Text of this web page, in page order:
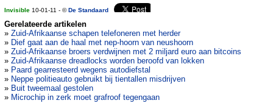
Invisible 10-01-11 - ©De Standaard
Gerelateerde artikelen
» Zuid-Afrikaanse schapen telefoneren met herder
» Dief gaat aan de haal met nep-hoorn van neushoorn
» Zuid-Afrikaanse broers verdwijnen met 2 miljard euro aan bitcoins
» Zuid-Afrikaanse dreadlocks worden beroofd van lokken
» Paard gearresteerd wegens autodiefstal
» Neppe politieauto gebruikt bij tientallen misdrijven
» Buit tweemaal gestolen
» Microchip in zerk moet grafroof tegengaan